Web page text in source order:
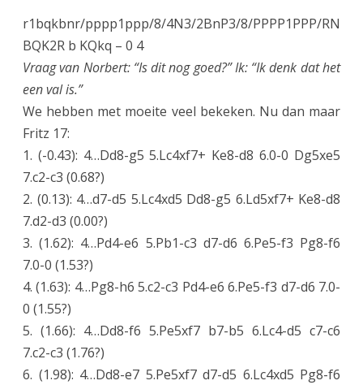
r1bqkbnr/pppp1ppp/8/4N3/2BnP3/8/PPPP1PPP/RN
BQK2R b KQkq – 0 4
Vraag van Norbert: “Is dit nog goed?” Ik: “Ik denk dat het
een val is.”
We hebben met moeite veel bekeken. Nu dan maar
Fritz 17:
1. (-0.43): 4…Dd8-g5 5.Lc4xf7+ Ke8-d8 6.0-0 Dg5xe5
7.c2-c3 (0.68?)
2. (0.13): 4…d7-d5 5.Lc4xd5 Dd8-g5 6.Ld5xf7+ Ke8-d8
7.d2-d3 (0.00?)
3. (1.62): 4…Pd4-e6 5.Pb1-c3 d7-d6 6.Pe5-f3 Pg8-f6
7.0-0 (1.53?)
4. (1.63): 4…Pg8-h6 5.c2-c3 Pd4-e6 6.Pe5-f3 d7-d6 7.0-
0 (1.55?)
5. (1.66): 4…Dd8-f6 5.Pe5xf7 b7-b5 6.Lc4-d5 c7-c6
7.c2-c3 (1.76?)
6. (1.98): 4…Dd8-e7 5.Pe5xf7 d7-d5 6.Lc4xd5 Pg8-f6